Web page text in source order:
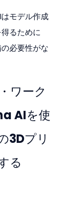
モデル作成
るために
必要性がな
ワーク
AIを使
3Dプリ
る